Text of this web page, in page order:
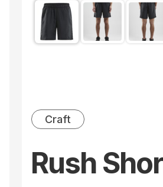
Craft
Rush